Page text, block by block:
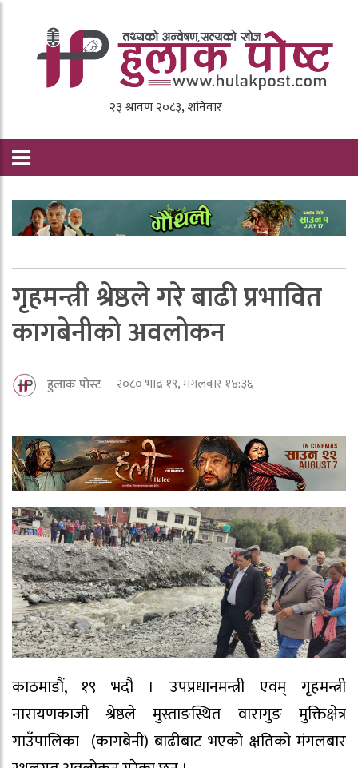
गृहमन्त्री श्रेष्ठले गरे बाढी प्रभावित
कागबेनीको अवलोकन
हुलाक पोस्ट २०८० भाद्र १९, मंगलवार १४:३६
काठमाडौं, १९ भदौ । उपप्रधानमन्त्री एवम् गृहमन्त्री
नारायणकाजी श्रेष्ठले मुस्ताङस्थित वारागुङ मुक्तिक्षेत्र
गाउँपालिका (कागबेनी) बाढीबाट भएको क्षतिको मंगलबार